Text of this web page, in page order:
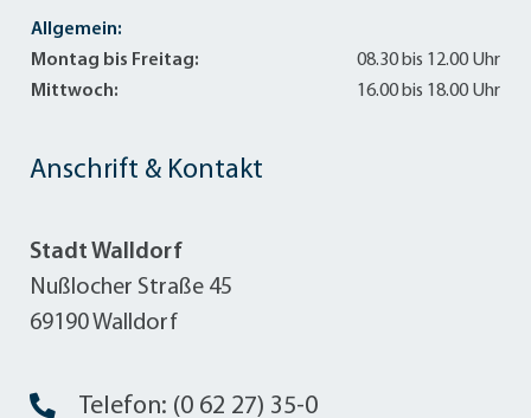
Anschrift & Kontakt
Stadt Walldorf
Nußlocher Straße 45
69190 Walldorf
Telefon: (0 62 27) 35-0
Allgemein:
Montag bis Freitag:
08.30 bis 12.00 Uhr
Mittwoch:
16.00 bis 18.00 Uhr